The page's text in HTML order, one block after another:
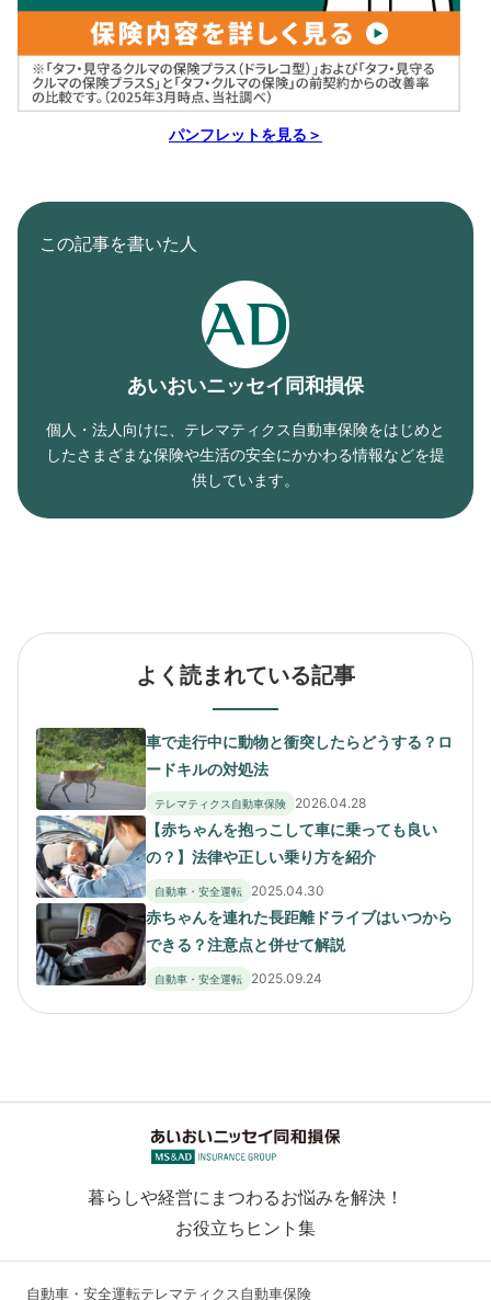
パンフレットを見る＞
この記事を書いた人
あいおいニッセイ同和損保
個人・法人向けに、テレマティクス自動車保険をはじめと
したさまざまな保険や生活の安全にかかわる情報などを提
供しています。
よく読まれている記事
車で走行中に動物と衝突したらどうする？ロ
ードキルの対処法
テレマティクス自動車保険 2026.04.28
【赤ちゃんを抱っこして車に乗っても良い
の？】法律や正しい乗り方を紹介
自動車・安全運転 2025.04.30
赤ちゃんを連れた長距離ドライブはいつから
できる？注意点と併せて解説
自動車・安全運転 2025.09.24
暮らしや経営にまつわるお悩みを解決！
お役立ちヒント集
自動車・安全運転テレマティクス自動車保険